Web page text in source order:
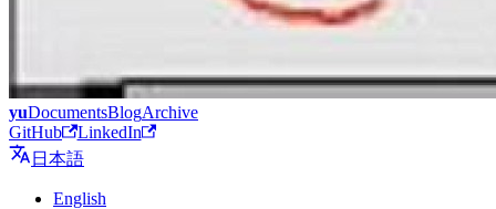
yuDocumentsBlogArchive
GitHub
LinkedIn
日本語
English